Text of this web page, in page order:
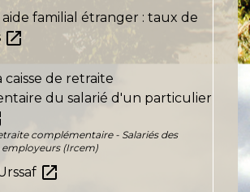
aide familial étranger : taux de
open_in_new
caisse de retraite
du salarié d'un particulier
complémentaire - Salariés des
(Ircem)
open_in_new